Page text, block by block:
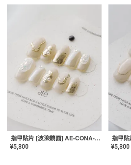
指甲貼片 [波浪鏡面] AE-CONA-04
¥5,300
指甲
¥5,300